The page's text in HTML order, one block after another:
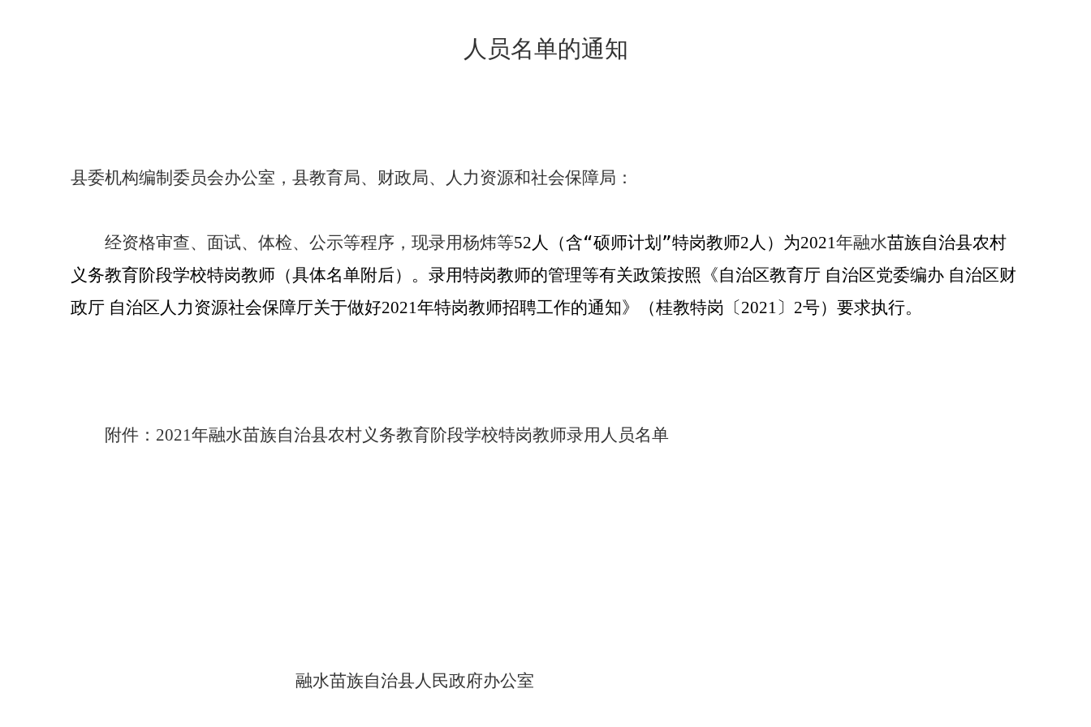
人员名单的通知
县委机构编制委员会办公室 ， 县教育局、财政局、人力资源和社会保障局：
经资格审查、面试、体检、公示等程序，现录用杨炜等52 人 （含“硕师计划”特岗教师2 人 ） 为2021年融水苗族自治县农村
义务教育阶段学校特岗教师（具体名单附后）。 录用特岗教师的管理等有关政策按照 《自治区教育厅 自治区党委编办 自治区财
政厅 自治区人力资源社会保障厅关于做好2021年特岗教师招聘工作的通知》 （桂教特岗〔2021 〕 2号） 要求执行。
附件： 2021年融水苗族自治县农村义务教育阶段学校特岗教师录用人员名单
融水苗族自治县人民政府办公室